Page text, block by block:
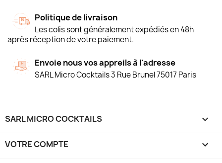
Politique de livraison
Les colis sont généralement expédiés en 48h
après réception de votre paiement.
Envoie nous vos appreils à l'adresse
SARL Micro Cocktails 3 Rue Brunel 75017 Paris
SARL MICRO COCKTAILS 
VOTRE COMPTE 